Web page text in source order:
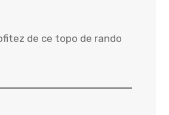
de ce topo de rando